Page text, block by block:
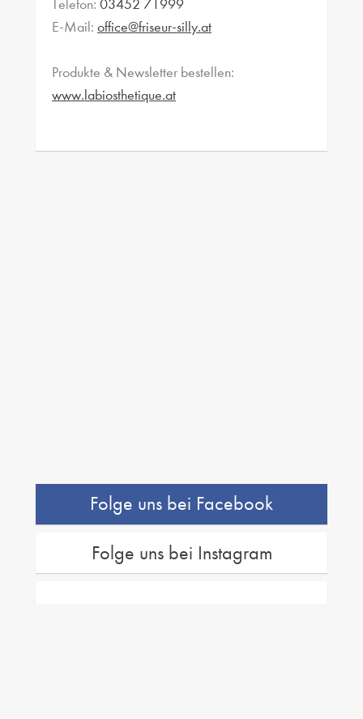
Telefon: 03452 71999
E-Mail: office@friseur-silly.at
Produkte & Newsletter bestellen:
www.labiosthetique.at
Folge uns bei Facebook
Folge uns bei Instagram